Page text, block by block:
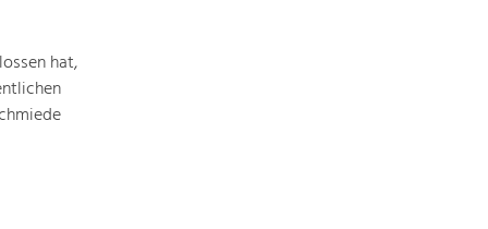
hat,